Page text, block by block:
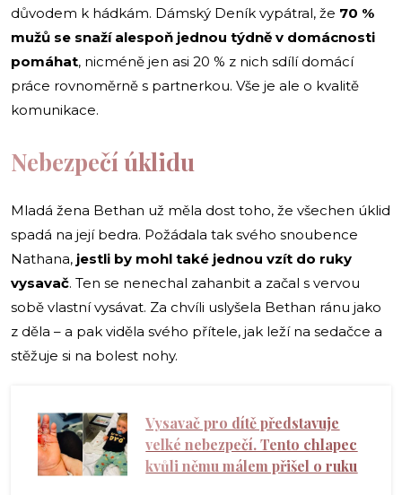
důvodem k hádkám. Dámský Deník vypátral, že 70 %
mužů se snaží alespoň jednou týdně v domácnosti
pomáhat, nicméně jen asi 20 % z nich sdílí domácí
práce rovnoměrně s partnerkou. Vše je ale o kvalitě
komunikace.
Nebezpečí úklidu
Mladá žena Bethan už měla dost toho, že všechen úklid
spadá na její bedra. Požádala tak svého snoubence
Nathana, jestli by mohl také jednou vzít do ruky
vysavač. Ten se nenechal zahanbit a začal s vervou
sobě vlastní vysávat. Za chvíli uslyšela Bethan ránu jako
z děla – a pak viděla svého přítele, jak leží na sedačce a
stěžuje si na bolest nohy.
Vysavač pro dítě představuje
velké nebezpečí. Tento chlapec
kvůli němu málem přišel o ruku